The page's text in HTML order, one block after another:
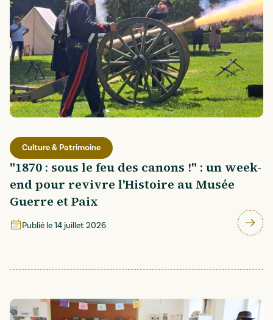
Culture & Patrimoine
"1870 : sous le feu des canons !" : un week-
end pour revivre l'Histoire au Musée
Guerre et Paix
Publié le14 juillet 2026